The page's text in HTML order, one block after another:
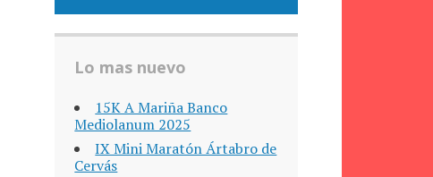
Lo mas nuevo
15K A Mariña Banco
Mediolanum 2025
IX Mini Maratón Ártabro de
Cervás